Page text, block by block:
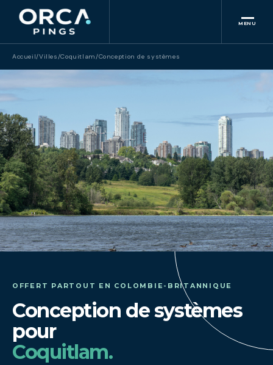
MENU
Accueil/Villes/Coquitlam/Conception de systèmes
OFFERT PARTOUT EN COLOMBIE-BRITANNIQUE
Conception de systèmes
pour
Coquitlam.